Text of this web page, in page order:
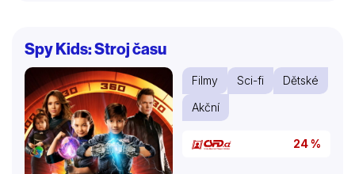
Dr. Faxxová gangstera dorazí a jeho mozek
implantuje do Robocopa č. 2, kterého hodlá ovládat
přes Cainův návyk na drogu. Svůj výtvor nejprve
pověří, aby překazil schůzku Cainova gangu
vedeného mladým Hobem a zástupců městského
úřadu. Robocop 2 všechny s výjimkou starosty…
Spy Kids: Stroj času
Filmy Sci-fi
Dětské
Akční
24 %